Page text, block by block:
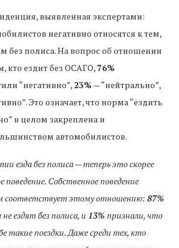
выявленная экспертами:
негативно относятся к тем,
без полиса. На вопрос об отношении
кто ездит без ОСАГО,76%
“негативно”, 23% — “нейтрально”,
Это означает, что норма “ездить
в целом закреплена и
автомобилистов.
езда без полиса — теперь это скорее
поведение. Собственное поведение
соответствует этому отношению: 87%
не ездят без полиса, и 13% признали, что
такие поездки. Даже среди тех, кто